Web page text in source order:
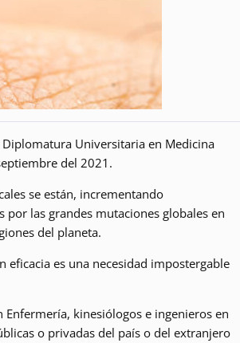
Universitaria en Medicina
del 2021.
se están, incrementando
las grandes mutaciones globales en
del planeta.
eficacia es una necesidad impostergable
kinesiólogos e ingenieros en
o privadas del país o del extranjero